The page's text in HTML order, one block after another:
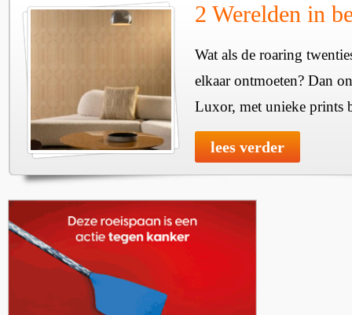
2 Werelden in
Wat als de roaring
elkaar ontmoeten? Dan
Luxor, met unieke prints
lees verder